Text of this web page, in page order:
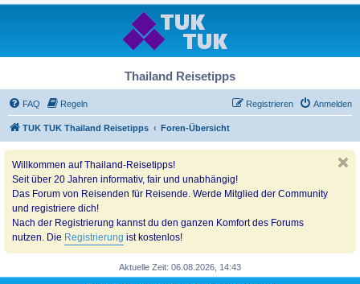
Thailand Reisetipps
FAQ Regeln Anmelden
Registrieren
TUK TUK Thailand Reisetipps Foren-Übersicht
Willkommen auf Thailand-Reisetipps!
Seit über 20 Jahren informativ, fair und unabhängig!
Das Forum von Reisenden für Reisende. Werde Mitglied der Community
und registriere dich!
Nach der Registrierung kannst du den ganzen Komfort des Forums
nutzen. Die Registrierung ist kostenlos!
Aktuelle Zeit: 06.08.2026, 14:43